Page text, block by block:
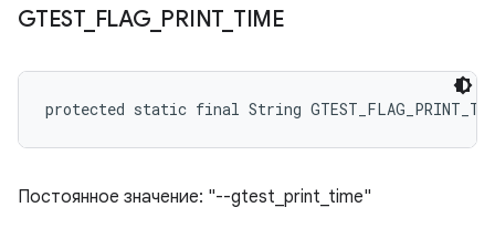
GTEST_ FLAG_ PRINT_ TIME
protected static final String
Постоянное значение: "--gtest_print_time"